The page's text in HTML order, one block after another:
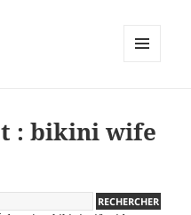
: bikini wife